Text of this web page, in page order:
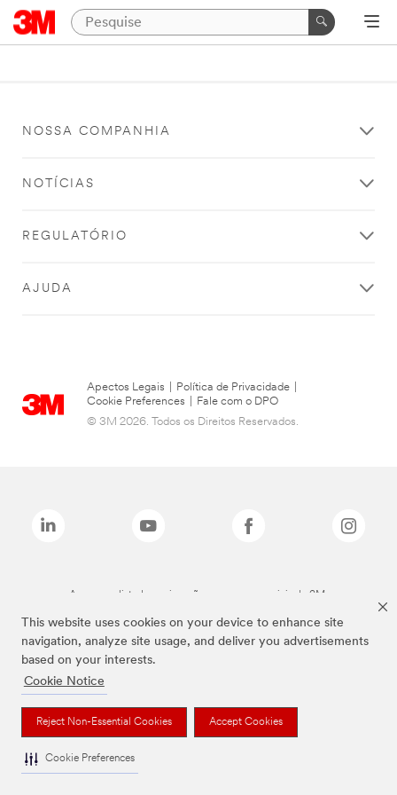
This website uses cookies on your device to enhance site
navigation, analyze site usage, and deliver you advertisements
based on your interests.
Cookie Notice
Reject Non-Essential Cookies Accept Cookies
Cookie Preferences
NOSSA COMPANHIA
NOTÍCIAS
REGULATÓRIO
AJUDA
Apectos Legais Política de Privacidade
Cookie Preferences
Fale com o DPO
© 3M 2026. Todos os Direitos Reservados.
As marcas listadas a cima são marcas comerciais da 3M.